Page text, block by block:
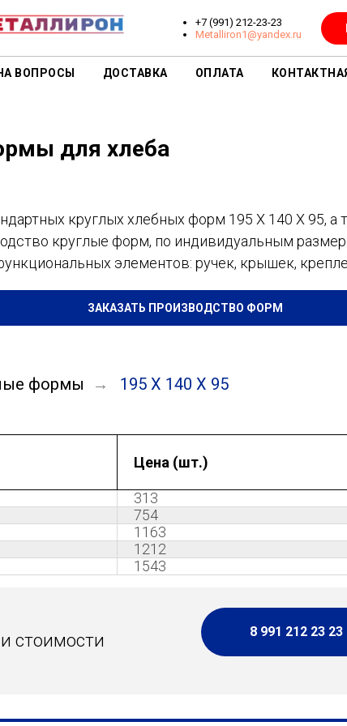
+7 (991) 212-23-23
Metalliron1@yandex.ru
ВОПРОСЫ ДОСТАВКА ОПЛАТА
для хлеба
круглых хлебных форм 195 Х 140 Х 95, а
круглые форм, по индивидуальным
элементов: ручек, крышек,
ЗАКАЗАТЬ ПРОИЗВОДСТВО ФОРМ
формы → 195 Х 140 Х 95
Цена (шт.)
313
754
1163
1212
1543
стоимости
8 991 212 23 23